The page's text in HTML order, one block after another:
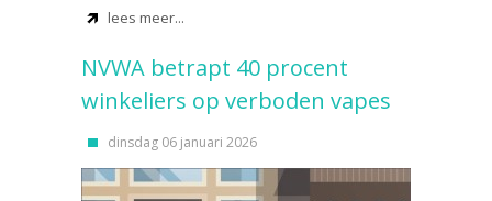
lees meer...
NVWA betrapt 40 procent
winkeliers op verboden vapes
dinsdag 06 januari 2026